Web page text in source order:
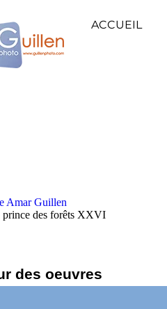
ACCUEIL
Amar Guillen
prince des forêts XXVI
des oeuvres